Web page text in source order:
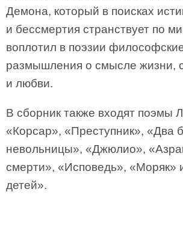
Демона, который в поисках
и бессмертия странствует по
воплотил в поэзии
размышления о смысле жизни,
и любви.
В сборник также входят поэмы
«Корсар», «Преступник», «Два
невольницы», «Джюлио»,
смерти», «Исповедь», «Моряк»
детей».